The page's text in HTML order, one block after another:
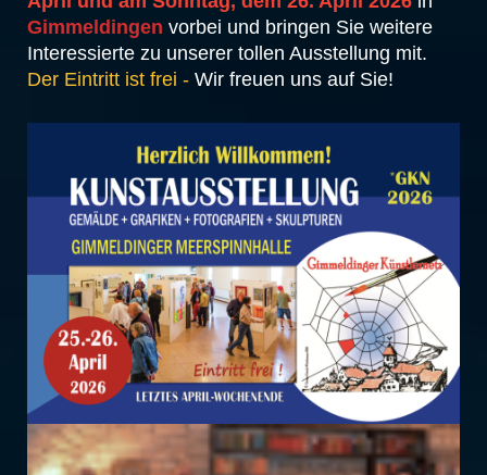
Gimmeldingen vorbei und bringen Sie weitere
Interessierte zu unserer tollen Ausstellung mit.
Der Eintritt ist frei - Wir freuen uns auf Sie!